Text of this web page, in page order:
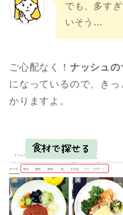
でも、多す
いそう…
ご心配なく！ ナッシュ
になっているので、き
かりますよ。